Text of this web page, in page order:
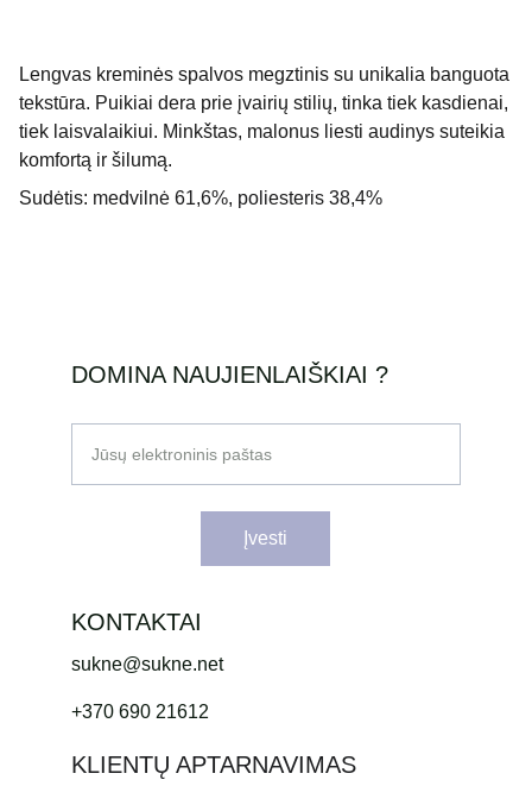
Lengvas kreminės spalvos megztinis su unikalia banguota
tekstūra. Puikiai dera prie įvairių stilių, tinka tiek kasdienai,
tiek laisvalaikiui. Minkštas, malonus liesti audinys suteikia
komfortą ir šilumą.
Sudėtis: medvilnė 61,6%, poliesteris 38,4%
KONTAKTAI
Įvesti
sukne@sukne.net
DOMINA NAUJIENLAIŠKIAI ?
+370 690 21612
KLIENTŲ APTARNAVIMAS